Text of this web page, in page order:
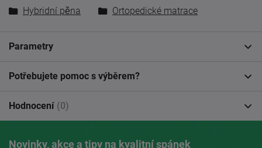
Hybridní pěna Ortopedické matrace
Parametry
Potřebujete pomoc s výběrem?
Hodnocení (0)
Novinky, akce a tipy na kvalitní spánek